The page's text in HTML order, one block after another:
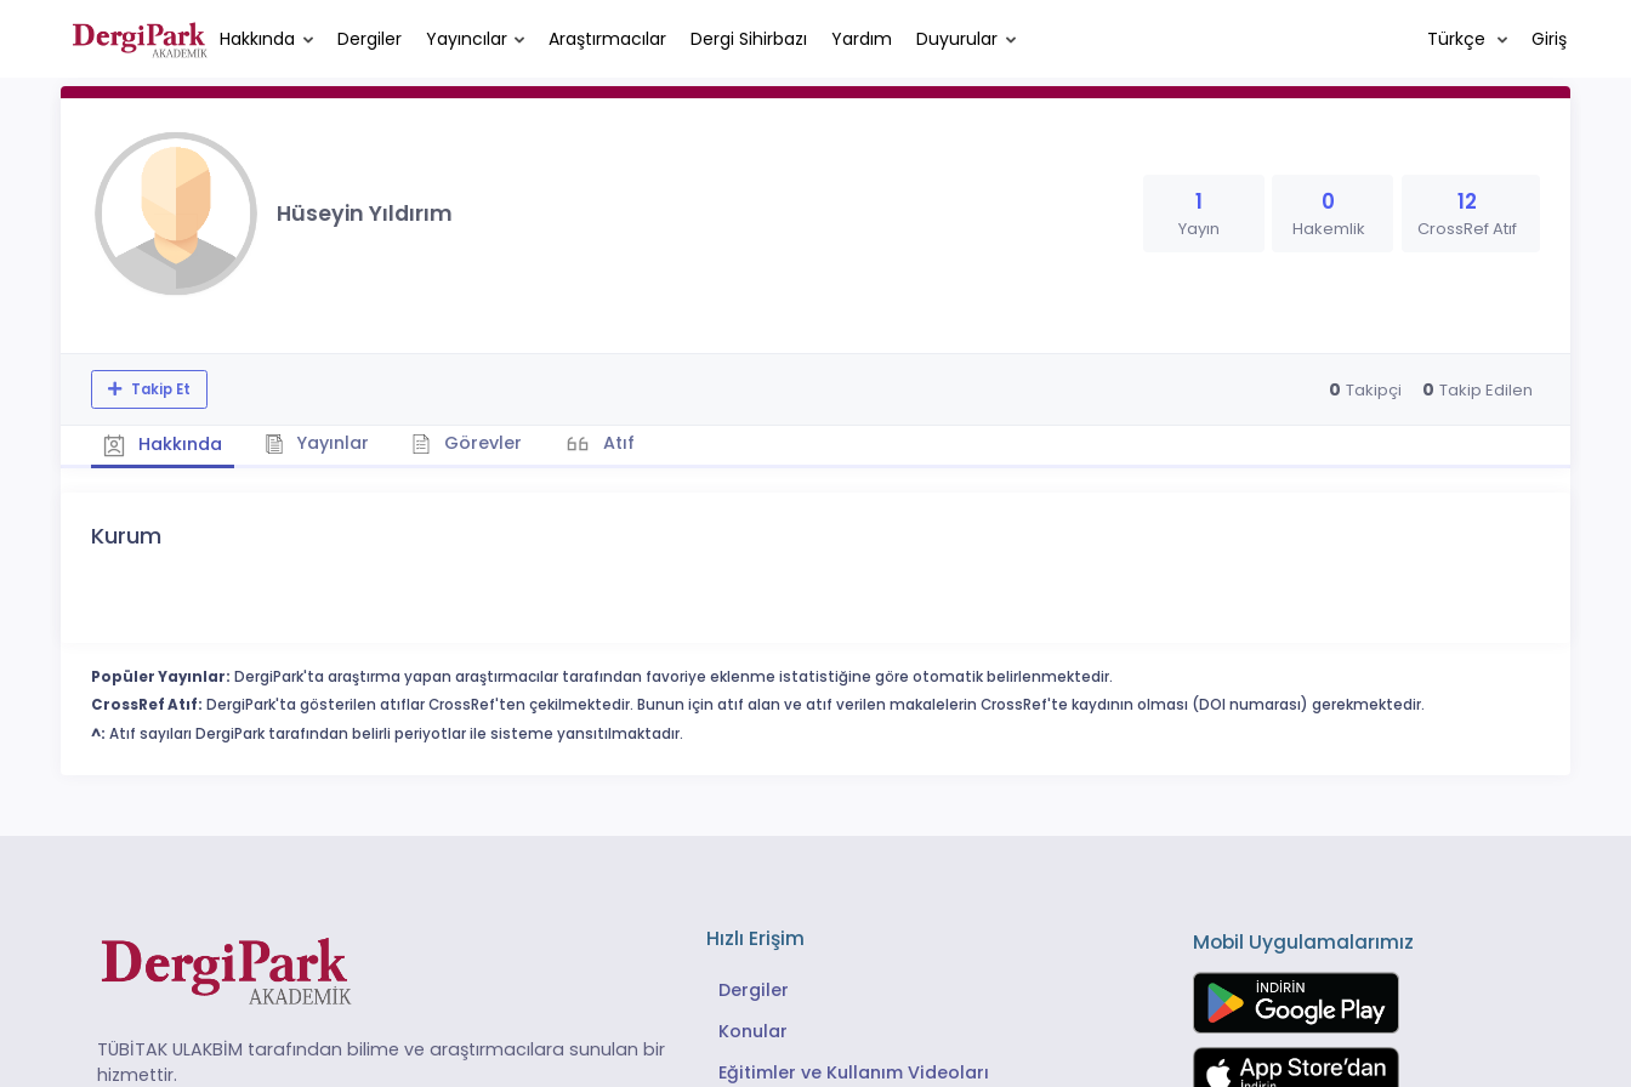
Hakkında Dergiler Yayıncılar Araştırmacılar Dergi Sihirbazı Yardım Duyurular Türkçe Giriş
Hüseyin Yıldırım 1
Yayın
0
Hakemlik
12
CrossRef Atıf
Takip Et 0 Takipçi 0 Takip Edilen
Hakkında Yayınlar Görevler Atıf
Kurum
Popüler Yayınlar: DergiPark'ta araştırma yapan araştırmacılar tarafından favoriye eklenme istatistiğine göre otomatik belirlenmektedir.
CrossRef Atıf: DergiPark'ta gösterilen atıflar CrossRef'ten çekilmektedir. Bunun için atıf alan ve atıf verilen makalelerin CrossRef'te kaydının olması (DOI numarası) gerekmektedir.
^: Atıf sayıları DergiPark tarafından belirli periyotlar ile sisteme yansıtılmaktadır.
TÜBİTAK ULAKBİM tarafından bilime ve araştırmacılara sunulan bir
hizmettir.
Hızlı Erişim
Dergiler
Konular
Eğitimler ve Kullanım Videoları
Mobil Uygulamalarımız